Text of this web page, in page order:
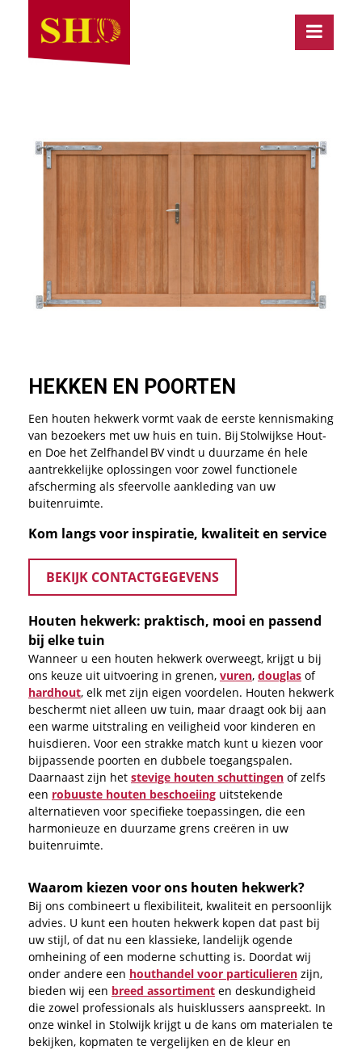
HEKKEN EN POORTEN
Een houten hekwerk vormt vaak de eerste kennismaking
van bezoekers met uw huis en tuin. Bij Stolwijkse Hout‑
en Doe het Zelfhandel BV vindt u duurzame én hele
aantrekkelijke oplossingen voor zowel functionele
afscherming als sfeervolle aankleding van uw
buitenruimte.
Kom langs voor inspiratie, kwaliteit en service
BEKIJK CONTACTGEGEVENS
Houten hekwerk: praktisch, mooi en passend
bij elke tuin
Wanneer u een houten hekwerk overweegt, krijgt u bij
ons keuze uit uitvoering in grenen, vuren, douglas of
hardhout, elk met zijn eigen voordelen. Houten hekwerk
beschermt niet alleen uw tuin, maar draagt ook bij aan
een warme uitstraling en veiligheid voor kinderen en
huisdieren. Voor een strakke match kunt u kiezen voor
bijpassende poorten en dubbele toegangspalen.
Daarnaast zijn het stevige houten schuttingen of zelfs
een robuuste houten beschoeiing uitstekende
alternatieven voor specifieke toepassingen, die een
harmonieuze en duurzame grens creëren in uw
buitenruimte.
Waarom kiezen voor ons houten hekwerk?
Bij ons combineert u flexibiliteit, kwaliteit en persoonlijk
advies. U kunt een houten hekwerk kopen dat past bij
uw stijl, of dat nu een klassieke, landelijk ogende
omheining of een moderne schutting is. Doordat wij
onder andere een houthandel voor particulieren zijn,
bieden wij een breed assortiment en deskundigheid
die zowel professionals als huisklussers aanspreekt. In
onze winkel in Stolwijk krijgt u de kans om materialen te
bekijken, kopmaten te vergelijken en de kleur en